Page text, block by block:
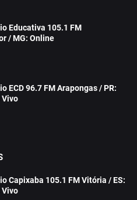
Educativa 105.1 FM
/ MG: Online
ECD 96.7 FM Arapongas / PR:
Vivo
Capixaba 105.1 FM Vitória / ES:
Vivo